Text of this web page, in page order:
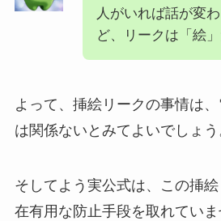
人がいれば話が変
ど、リークは「絵
よって、挿絵リークの事情は
は関係ないとみてよいでしょう
そしてよう実公式は、この挿
在有用な防止手段を取れていま